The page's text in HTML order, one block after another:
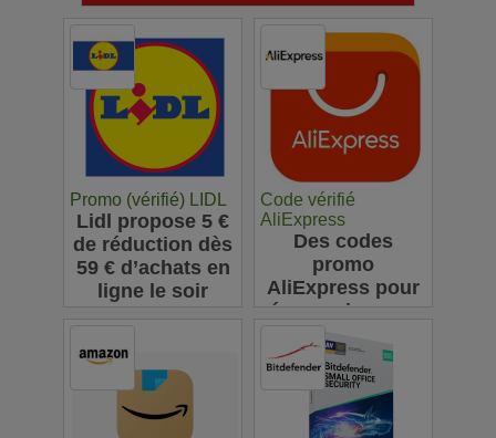
Promo (vérifié) LIDL
Lidl propose 5 €
de réduction dès
59 € d’achats en
ligne le soir
Code vérifié
AliExpress
Des codes
promo
AliExpress pour
économiser sur
vos achats en
ligne : jusqu'à
63€